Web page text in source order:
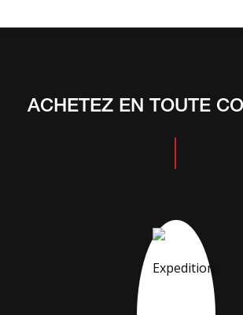
ACHETEZ EN TOUTE